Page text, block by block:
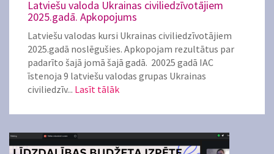
Latviešu valoda Ukrainas civiliedzīvotājiem
2025.gadā. Apkopojums
Latviešu valodas kursi Ukrainas civiliedzīvotājiem
2025.gadā noslēgušies. Apkopojam rezultātus par
padarīto šajā jomā šajā gadā. 20025 gadā IAC
īstenoja 9 latviešu valodas grupas Ukrainas
civiliedzīv... Lasīt tālāk